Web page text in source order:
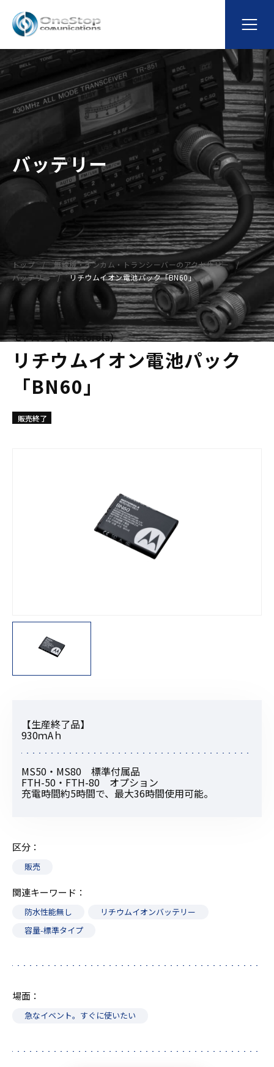
バッテリー
トップ
無線機・インカム・トランシーバーのアクセサリー
バッテリー
リチウムイオン電池パック「BN60」
モトローラ（Motorola）
リチウムイオン電池パック
「BN60」
販売終了
【生産終了品】
930ｍAｈ
MS50・MS80 標準付属品
FTH-50・FTH-80 オプション
充電時間約5時間で、最大36時間使用可能。
区分
販売
関連キーワード
防水性能無し
リチウムイオンバッテリー
容量-標準タイプ
場面
急なイベント。すぐに使いたい